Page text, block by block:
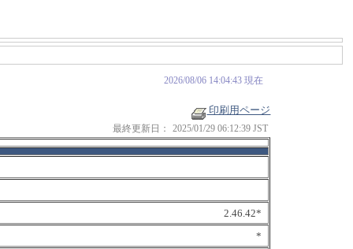
2026/08/06 14:04:43 現在
印刷用ページ
最終更新日： 2025/01/29 06:12:39 JST
2.46.42*
*